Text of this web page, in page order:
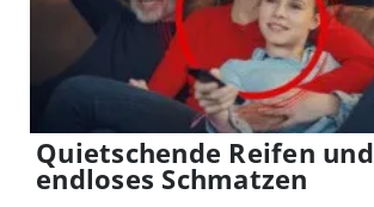
Quietschende Reifen und
endloses Schmatzen